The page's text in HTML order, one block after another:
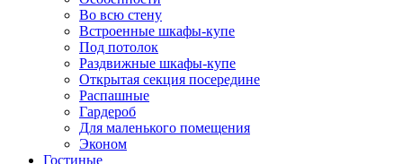
Во всю стену
Встроенные шкафы-купе
Под потолок
Раздвижные шкафы-купе
Открытая секция посередине
Распашные
Гардероб
Для маленького помещения
Эконом
Гостиные